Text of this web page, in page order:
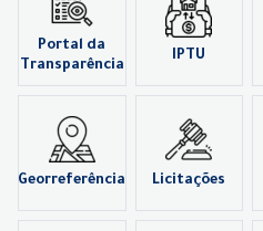
Portal da
Transparência
IPTU
Georreferência Licitações